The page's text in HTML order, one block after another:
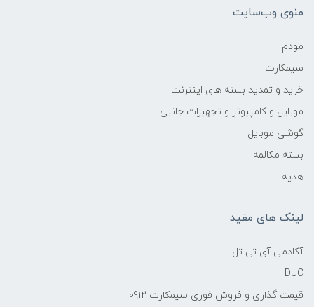
منوی وب‌سایت
مودم
سیمکارت
خرید و تمدید بسته های اینترنت
موبایل و کامپیوتر و تجهیزات جانبی
گوشی موبایل
بسته مکالمه
هدیه
لینک های مفید
آکادمی آی تی تل
DUC
قیمت گذاری و فروش فوری سیمکارت 0912